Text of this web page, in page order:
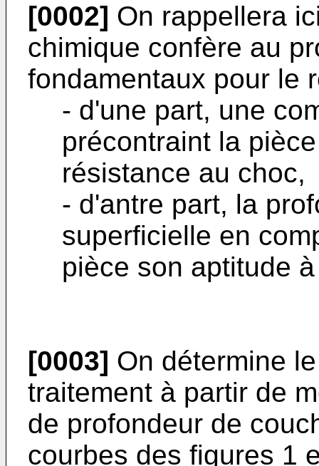
[0002] On rappellera
chimique confère au
fondamentaux pour le
- d'une part, une
précontraint la
résistance au choc,
- d'antre part, la
superficielle en
pièce son aptitude
[0003] On détermine
traitement à partir de
de profondeur de
courbes des figures 1